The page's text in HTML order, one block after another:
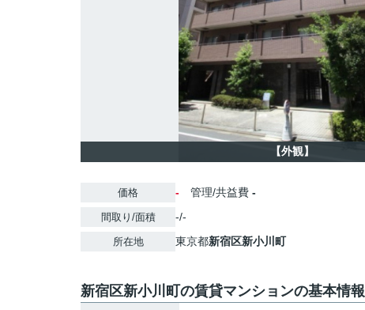
【外観】
価格 - 管理/共益費 -
間取り/面積 -/-
所在地 東京都新宿区新小川町
新宿区新小川町の賃貸マンションの基本情報